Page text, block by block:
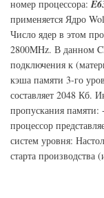
номер процессора:
применяется Ядро
Число ядер в этом
2800MHz. В данном
подключения к
кэша памяти 3-го
составляет 2048 Кб.
пропускания
процессор
систем уровня:
старта производства
о Процессор Intel Pentium-